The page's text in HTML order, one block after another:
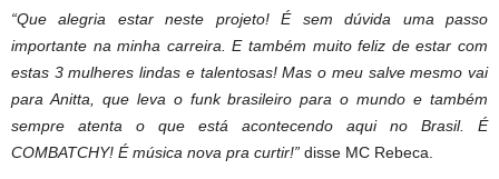
“Que alegria estar neste projeto! É sem dúvida uma passo
importante na minha carreira. E também muito feliz de estar com
estas 3 mulheres lindas e talentosas! Mas o meu salve mesmo vai
para Anitta, que leva o funk brasileiro para o mundo e também
sempre atenta o que está acontecendo aqui no Brasil. É
COMBATCHY! É música nova pra curtir!” disse MC Rebeca.